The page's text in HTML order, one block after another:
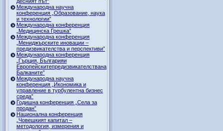
Международна научна
конференция „Образование, наука
и технологии”
Международна конференция
„Медицинска Грешка”
Международна конференция
„Мениджърските иновации –
предизвикателства и перспективи”
Международна конференция
„Гърция, Българияи
Европейскитепредизвикателствана
Балканите”
Международна научна
конференция „Икономика и
управление в турбулентна бизнес
среда”
Годишна конференция „Селa за
продан”
Национална конференция
„Човешкият капитал –
методология, измерения и